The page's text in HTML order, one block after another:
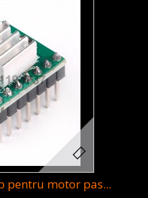
pentru motor pas...